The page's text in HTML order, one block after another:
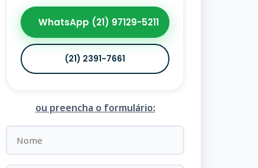
WhatsApp (21) 97129-5211
(21) 2391-7661
ou preencha o formulário: